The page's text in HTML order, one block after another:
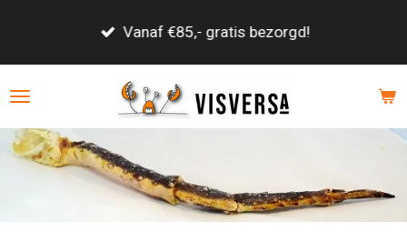
de
hoofdinhoud
Vanaf €85,- gratis bezorgd!